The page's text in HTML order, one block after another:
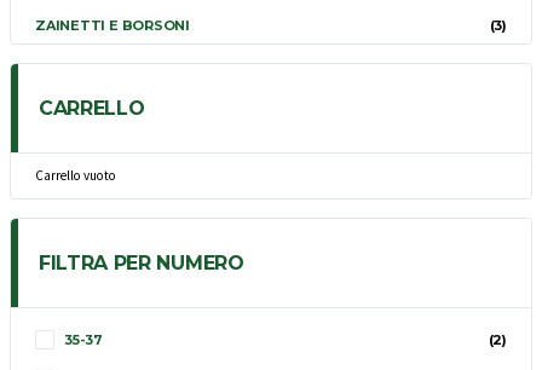
ZAINETTI E BORSONI (3)
CARRELLO
Carrello vuoto
FILTRA PER NUMERO
35-37 (2)